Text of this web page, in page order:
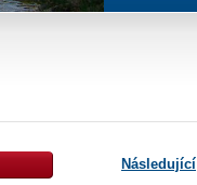
Následující